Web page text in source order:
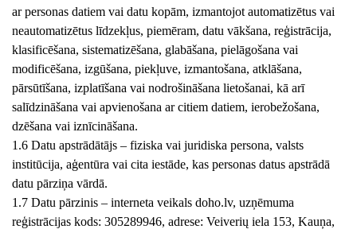
ar personas datiem vai datu kopām, izmantojot automatizētus vai
neautomatizētus līdzekļus, piemēram, datu vākšana, reģistrācija,
klasificēšana, sistematizēšana, glabāšana, pielāgošana vai
modificēšana, izgūšana, piekļuve, izmantošana, atklāšana,
pārsūtīšana, izplatīšana vai nodrošināšana lietošanai, kā arī
salīdzināšana vai apvienošana ar citiem datiem, ierobežošana,
dzēšana vai iznīcināšana.
1.6 Datu apstrādātājs – fiziska vai juridiska persona, valsts
institūcija, aģentūra vai cita iestāde, kas personas datus apstrādā
datu pārziņa vārdā.
1.7 Datu pārzinis – interneta veikals doho.lv, uzņēmuma
reģistrācijas kods: 305289946, adrese: Veiverių iela 153, Kauņa,